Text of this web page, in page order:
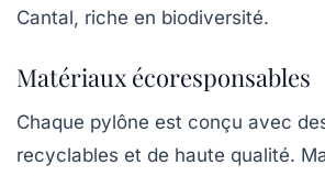
Cantal, riche en biodiversité.
Matériaux écoresponsables
Chaque pylône est conçu avec
recyclables et de haute qualité.